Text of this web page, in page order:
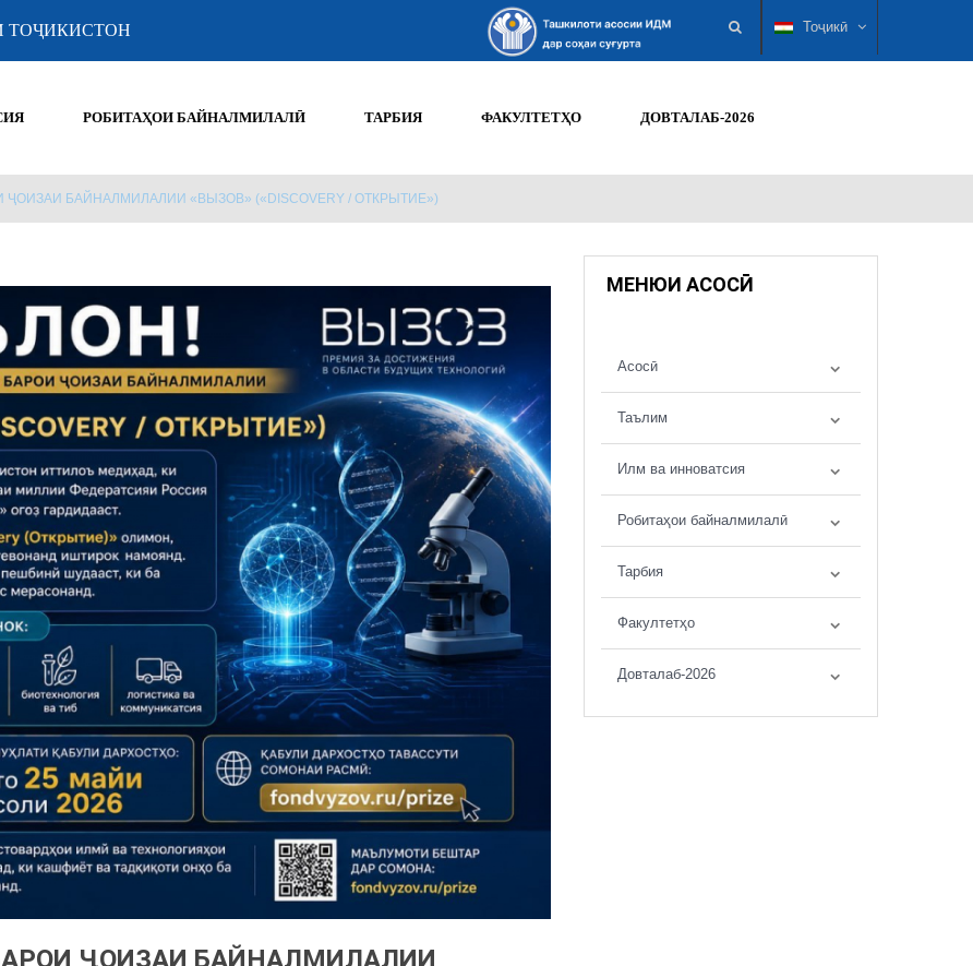
ТОҶИКИСТОН Тоҷикӣ
РОБИТАҲОИ БАЙНАЛМИЛАЛӢ ТАРБИЯ ФАКУЛТЕТҲО ДОВТАЛАБ-2026
БАЙНАЛМИЛАЛИИ «ВЫЗОВ» («DISCOVERY / ОТКРЫТИЕ»)
ҶОИЗАИ БАЙНАЛМИЛАЛИИ
МЕНЮИ АСОСӢ
Асосӣ
Таълим
Илм ва инноватсия
Робитаҳои байналмилалӣ
Тарбия
Факултетҳо
Довталаб-2026